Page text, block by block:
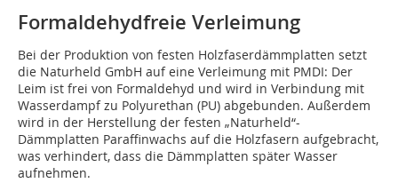
Formaldehydfreie Verleimung
Bei der Produktion von festen Holzfaserdämmplatten setzt
die Naturheld GmbH auf eine Verleimung mit PMDI: Der
Leim ist frei von Formaldehyd und wird in Verbindung mit
Wasserdampf zu Polyurethan (PU) abgebunden. Außerdem
wird in der Herstellung der festen „Naturheld“-
Dämmplatten Paraffinwachs auf die Holzfasern aufgebracht,
was verhindert, dass die Dämmplatten später Wasser
aufnehmen.